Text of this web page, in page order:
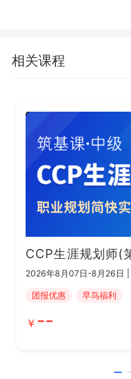
相关课程
CCP生涯规划师(
2026年8月07日-8月26日 |
团报优惠 早鸟福利
--